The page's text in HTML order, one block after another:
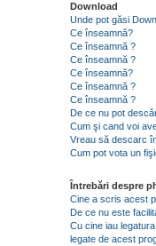
Download
Unde pot găsi
Ce înseamnă?
Ce înseamnă ?
Ce înseamnă ?
Ce înseamnă?
Ce înseamnă ?
Ce înseamnă ?
De ce nu pot
Cum şi cand voi
Vreau să descarc
Cum pot vota un
Întrebări despre
Cine a scris acest
De ce nu este
Cu cine iau
legate de acest